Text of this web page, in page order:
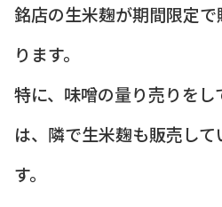
銘店の生米麹が期間限定
ります。
特に、味噌の量り売りを
は、隣で生米麹も販売し
す。